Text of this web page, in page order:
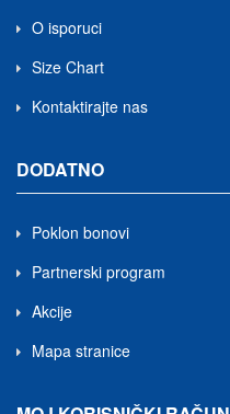
O isporuci
Size Chart
Kontaktirajte nas
DODATNO
Poklon bonovi
Partnerski program
Akcije
Mapa stranice